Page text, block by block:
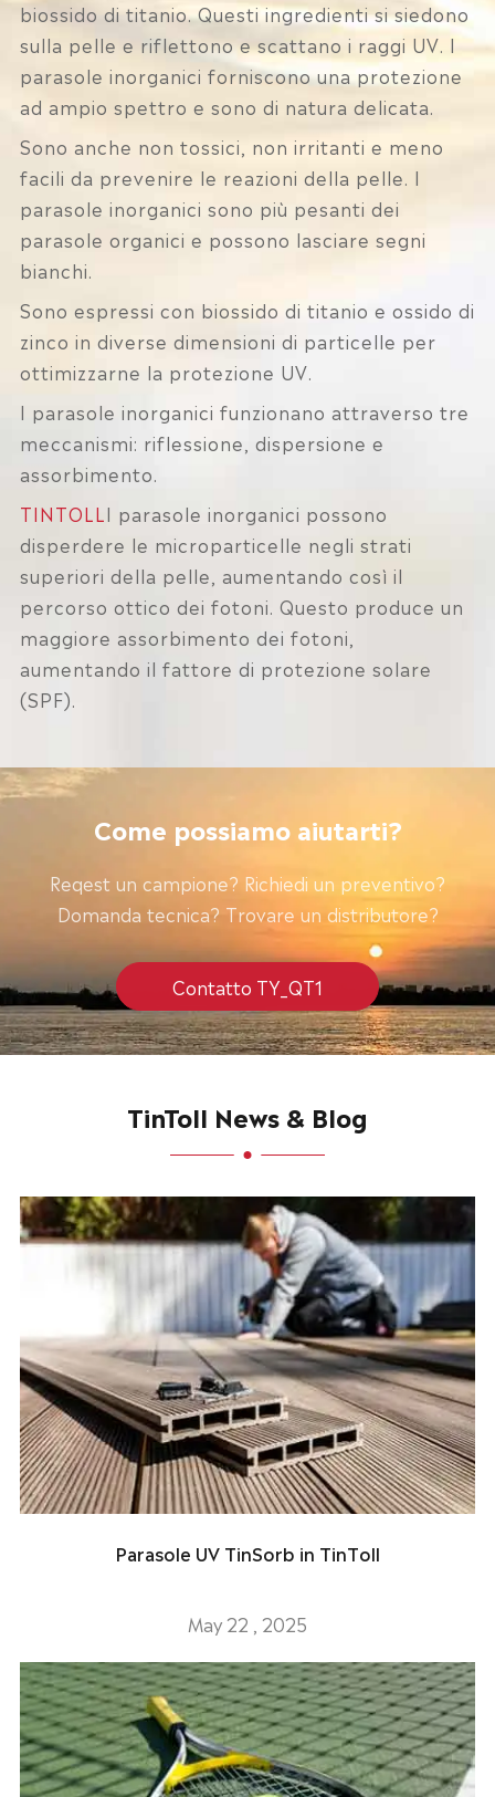
biossido di titanio. Questi ingredienti si siedono
sulla pelle e riflettono e scattano i raggi UV. I
parasole inorganici forniscono una protezione
ad ampio spettro e sono di natura delicata.
Sono anche non tossici, non irritanti e meno
facili da prevenire le reazioni della pelle. I
parasole inorganici sono più pesanti dei
parasole organici e possono lasciare segni
bianchi.
Sono espressi con biossido di titanio e ossido di
zinco in diverse dimensioni di particelle per
ottimizzarne la protezione UV.
I parasole inorganici funzionano attraverso tre
meccanismi: riflessione, dispersione e
assorbimento.
TINTOLL I parasole inorganici possono
disperdere le microparticelle negli strati
superiori della pelle, aumentando così il
percorso ottico dei fotoni. Questo produce un
maggiore assorbimento dei fotoni,
aumentando il fattore di protezione solare
(SPF).
Come possiamo aiutarti?
Reqest un campione? Richiedi un preventivo?
Domanda tecnica? Trovare un distributore?
Contatto TY_QT1
TinToll News & Blog
Parasole UV TinSorb in TinToll
May 22 , 2025